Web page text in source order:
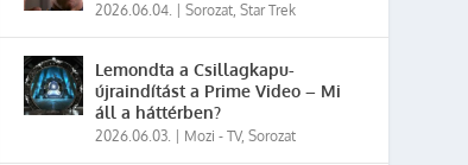
2026.06.04. |Sorozat,Star Trek
Lemondta a Csillagkapu-
újraindítást a Prime Video – Mi
áll a háttérben?
2026.06.03. Mozi - TV,Sorozat